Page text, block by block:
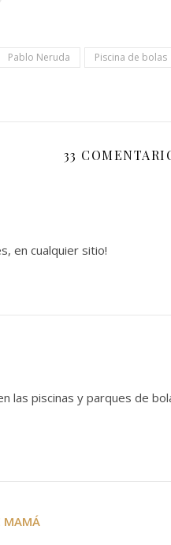
Pablo Neruda Piscina de bolas
33
en cualquier sitio!
las piscinas y parques de
MAMÁ